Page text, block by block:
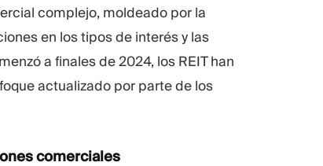
complejo, moldeado por la
en los tipos de interés y las
a finales de 2024, los REIT han
actualizado por parte de los
comerciales